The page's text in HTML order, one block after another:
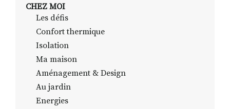
CHEZ MOI
Les défis
Confort thermique
Isolation
Ma maison
Aménagement & Design
Au jardin
Energies